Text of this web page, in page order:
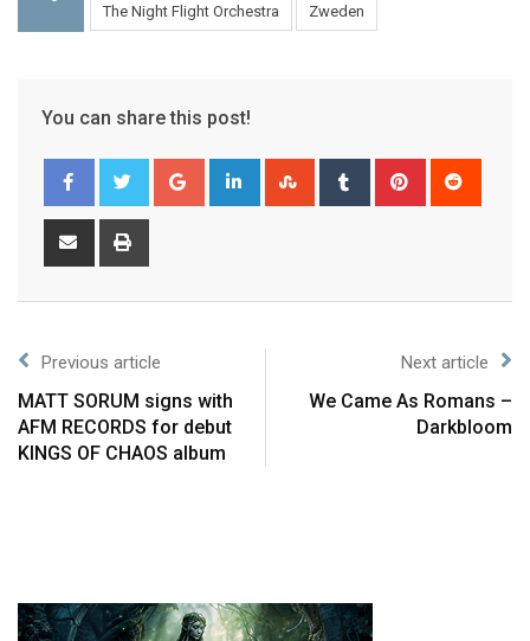
The Night Flight Orchestra Zweden
You can share this post!
Previous article
MATT SORUM signs with
AFM RECORDS for debut
KINGS OF CHAOS album
Next article
We Came As Romans –
Darkbloom